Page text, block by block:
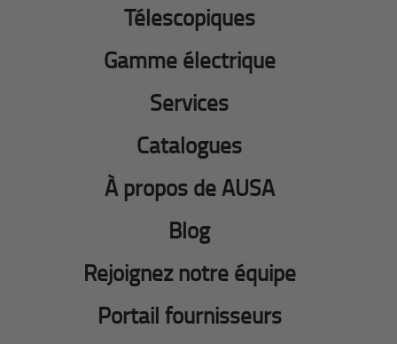
Télescopiques
Gamme électrique
Services
Catalogues
À propos de AUSA
Blog
Rejoignez notre équipe
Portail fournisseurs